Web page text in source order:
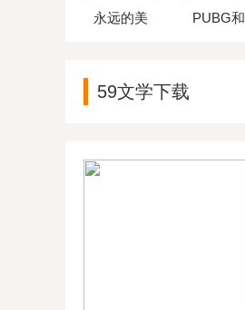
永远的美
解版
PUBG和
59文学下载